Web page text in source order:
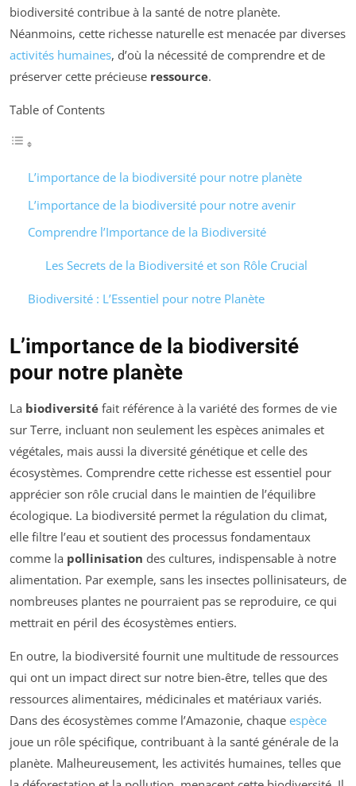
biodiversité contribue à la santé de notre planète.
Néanmoins, cette richesse naturelle est menacée par diverses
activités humaines, d’où la nécessité de comprendre et de
préserver cette précieuse ressource.
Table of Contents
L’importance de la biodiversité pour notre planète
L’importance de la biodiversité pour notre avenir
Comprendre l’Importance de la Biodiversité
Les Secrets de la Biodiversité et son Rôle Crucial
Biodiversité : L’Essentiel pour notre Planète
L’importance de la biodiversité
pour notre planète
La biodiversité fait référence à la variété des formes de vie
sur Terre, incluant non seulement les espèces animales et
végétales, mais aussi la diversité génétique et celle des
écosystèmes. Comprendre cette richesse est essentiel pour
apprécier son rôle crucial dans le maintien de l’équilibre
écologique. La biodiversité permet la régulation du climat,
elle filtre l’eau et soutient des processus fondamentaux
comme la pollinisation des cultures, indispensable à notre
alimentation. Par exemple, sans les insectes pollinisateurs, de
nombreuses plantes ne pourraient pas se reproduire, ce qui
mettrait en péril des écosystèmes entiers.
En outre, la biodiversité fournit une multitude de ressources
qui ont un impact direct sur notre bien-être, telles que des
ressources alimentaires, médicinales et matériaux variés.
Dans des écosystèmes comme l’Amazonie, chaque espèce
joue un rôle spécifique, contribuant à la santé générale de la
planète. Malheureusement, les activités humaines, telles que